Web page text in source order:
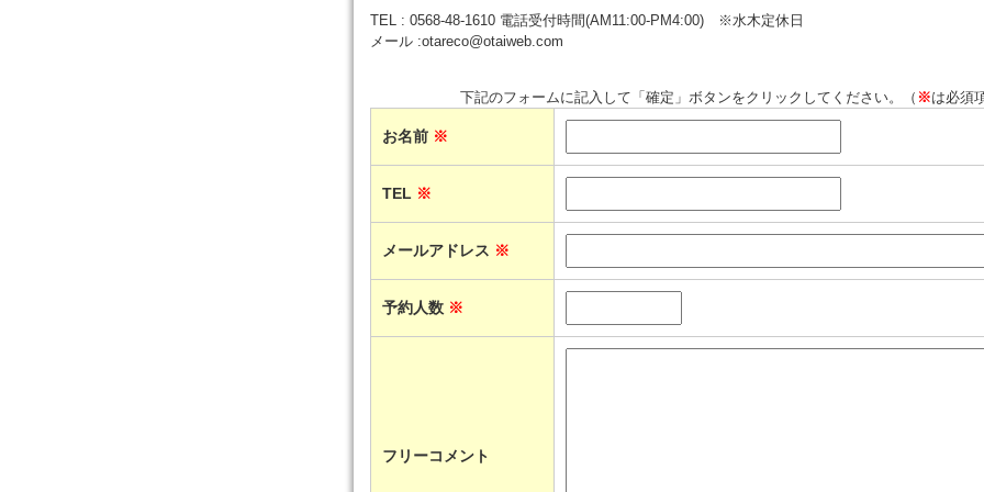
TEL : 0568-48-1610 電話受付時間(AM11:00-PM4:00) ※水木定休日
メール :otareco@otaiweb.com
下記のフォームに記入して「確定」ボタンをクリックしてください。（ ※は必須
お名前 ※
TEL ※
メールアドレス ※
予約人数 ※
フリーコメント